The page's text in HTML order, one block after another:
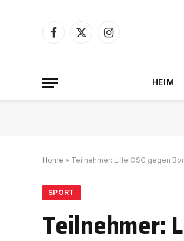
Facebook
X
Instagram
HEIM
Home » Teilnehmer: Lille OSC gegen
SPORT
Teilnehmer: